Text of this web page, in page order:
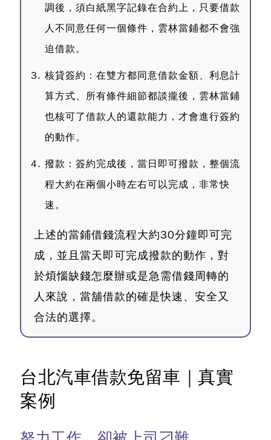
調後，須白紙黑字記錄在合約上，只要借款
人不同意任何一個條件，雲林當鋪都不會強
迫借款。
核貸簽約：在雙方都同意借款金額、利息計
算方式、所有條件細節都談攏後，雲林當鋪
也核可了借款人的還款能力，才會進行簽約
的動作。
撥款：簽約完成後，當日即可撥款，整個流
程大約在兩個小時左右可以完成，非常快
速。
上述的當鋪借錢流程大約30分鐘即可完
成，並且當天即可完成撥款的動作，對
於煩惱缺錢怎麼辦或是急需借錢周轉的
人來說，當舖借款的確是快速、安全又
合法的選擇。
台北汽車借款免留車｜真實
案例